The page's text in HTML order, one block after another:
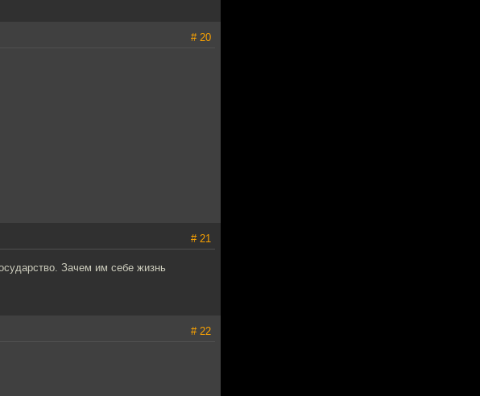
# 20
# 21
Зачем им себе жизнь
# 22